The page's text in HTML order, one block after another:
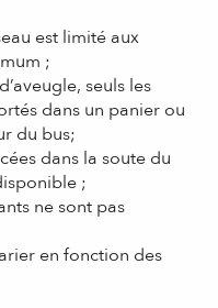
est limité aux
;
seuls les
dans un panier ou
du bus;
dans la soute du
;
ne sont pas
en fonction des